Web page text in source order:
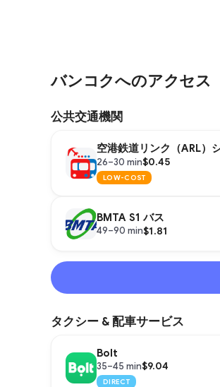
バンコクへのアクセス
公共交通機関
空港鉄道リンク（ARL）
26–30 min$0.45
LOW-COST
BMTA S1 バス
49–90 min$1.81
タクシー & 配車サービス
Bolt
35–45 min$9.04
DIRECT